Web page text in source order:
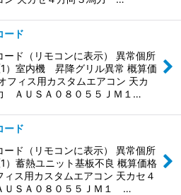
ード
ード（リモコンに表示） 異常個所
）室内機 昇降グリル異常 概算価
フィス用カスタムエアコン 天カ
ＡＵＳＡ０８０５５ＪＭ１…
ード
ード（リモコンに表示） 異常個所
）蓄熱ユニット基板不良 概算価格
ィス用カスタムエアコン 天カセ４
ＳＡ０８０５５ＪＭ１ …